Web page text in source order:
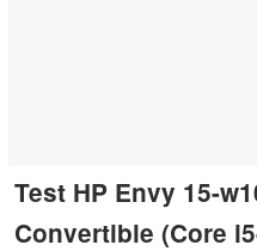
Test HP Envy 15-
Convertible (Core